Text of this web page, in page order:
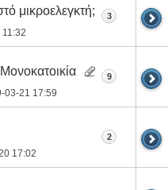
μικροελεγκτή;
11:32
3
03-21 17:59
9
17:02
2